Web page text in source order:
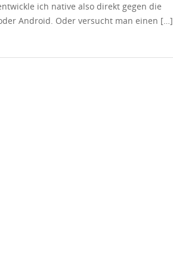
ich native also direkt gegen die
Android. Oder versucht man einen […]